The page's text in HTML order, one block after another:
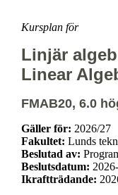
Kursplan för
Linjär
Linear
FMAB20, 6.0
Gäller för: 2026/27
Fakultet: Lunds
Beslutad av:
Beslutsdatum:
Ikraftträdande: